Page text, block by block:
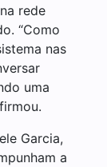
rede
“Como
nas
uma
Garcia,
a